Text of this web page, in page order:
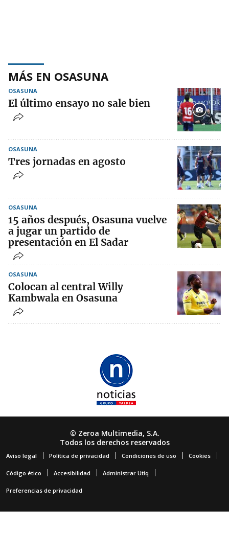
MÁS EN OSASUNA
OSASUNA
El último ensayo no sale bien
OSASUNA
Tres jornadas en agosto
OSASUNA
15 años después, Osasuna vuelve
a jugar un partido de
presentación en El Sadar
OSASUNA
Colocan al central Willy
Kambwala en Osasuna
© Zeroa Multimedia, S.A.
Todos los derechos reservados
Aviso legal Política de privacidad Condiciones de uso Cookies
Código ético Accesibilidad Administrar Utiq
Preferencias de privacidad